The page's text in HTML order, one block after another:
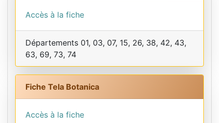
Accès à la fiche
Départements 01, 03, 07, 15, 26, 38, 42, 43,
63, 69, 73, 74
Fiche Tela Botanica
Accès à la fiche